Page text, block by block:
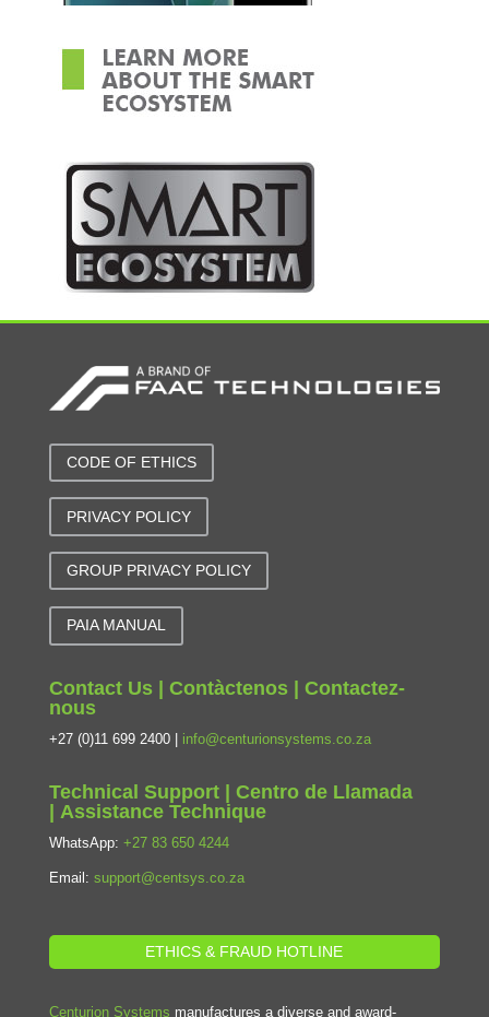
CODE OF ETHICS
PRIVACY POLICY
GROUP PRIVACY POLICY
PAIA MANUAL
Contact Us | Contàctenos | Contactez-
nous
+27 (0)11 699 2400 | info@centurionsystems.co.za
Technical Support | Centro de Llamada
| Assistance Technique
WhatsApp: +27 83 650 4244
Email: support@centsys.co.za
ETHICS & FRAUD HOTLINE
Centurion Systems manufactures a diverse and award-